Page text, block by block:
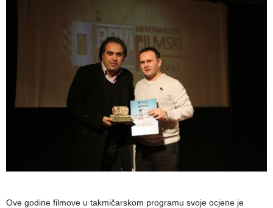
Ove godine filmove u takmičarskom programu svoje ocjene je